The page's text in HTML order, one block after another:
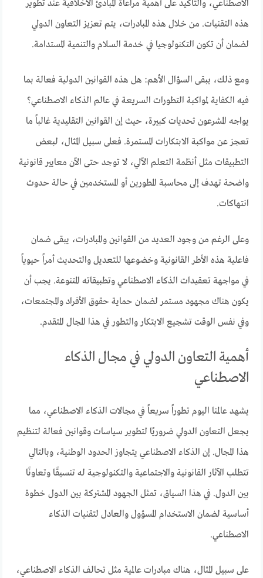
الاصطناعي، والتأكيد على أهمية مراعاة المبادئ الأخلاقية عند تطوير
هذه التقنيات. من خلال هذه المبادرات، يتم تعزيز التعاون الدولي
لضمان أن تكون التكنولوجيا في خدمة السلام والتنمية المستدامة.
ومع ذلك، يبقى السؤال الأهم: هل هذه القوانين الدولية فعالة بما
فيه الكفاية لمواكبة التطورات السريعة في عالم الذكاء الاصطناعي؟
يواجه المشرعون تحديات كبيرة، حيث إن القوانين التقليدية غالباً ما
تعجز عن مواكبة الابتكارات المستمرة. فعلى سبيل المثال، لبعض
التطبيقات مثل أنظمة التعلم الآلي، لا توجد حتى الآن معايير قانونية
واضحة تهدف إلى محاسبة المطورين أو المستخدمين في حالة حدوث
انتهاكات.
وعلى الرغم من وجود العديد من القوانين والمبادرات، يبقى ضمان
فاعلية هذه الأطر القانونية وخضوعها للتعديل والتحديث أمراً حيوياً
في مواجهة تعقيدات الذكاء الاصطناعي وتطبيقاته المتنوعة. يجب أن
يكون هناك مجهود مستمر لضمان حماية حقوق الأفراد والمجتمعات،
وفي نفس الوقت تشجيع الابتكار والتطور في هذا المجال المتقدم.
أهمية التعاون الدولي في مجال الذكاء
الاصطناعي
يشهد عالمنا اليوم تطوراً سريعاً في مجالات الذكاء الاصطناعي، مما
يجعل التعاون الدولي ضروريًا لتطوير سياسات وقوانين فعالة لتنظيم
هذا المجال. إن الذكاء الاصطناعي يتجاوز الحدود الوطنية، وبالتالي
تتطلب الآثار القانونية والاجتماعية والتكنولوجية له تنسيقًا وتعاونًا
بين الدول. في هذا السياق، تمثل الجهود المشتركة بين الدول خطوة
أساسية لضمان الاستخدام المسؤول والعادل لتقنيات الذكاء
الاصطناعي.
على سبيل المثال، هناك مبادرات عالمية مثل تحالف الذكاء الاصطناعي،